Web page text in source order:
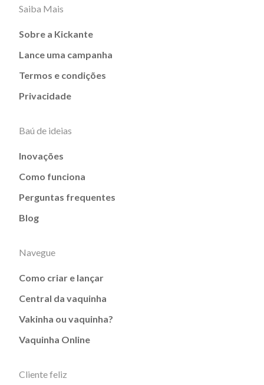
Saiba Mais
Sobre a Kickante
Lance uma campanha
Termos e condições
Privacidade
Baú de ideias
Inovações
Como funciona
Perguntas frequentes
Blog
Navegue
Como criar e lançar
Central da vaquinha
Vakinha ou vaquinha?
Vaquinha Online
Cliente feliz